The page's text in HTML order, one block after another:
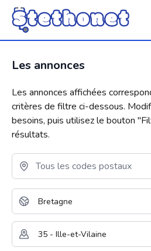
Les annonces
Les annonces affichées
critères de filtre ci-dessous.
besoins, puis utilisez le bouton "
résultats.